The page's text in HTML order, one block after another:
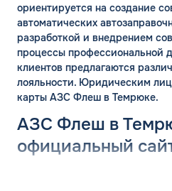
ориентируется на создание
автоматических
разработкой и внедрением
процессы профессиональной
клиентов предлагаются
лояльности. Юридическим
карты АЗС Флеш в Темрюке.
АЗС Флеш в
официальный